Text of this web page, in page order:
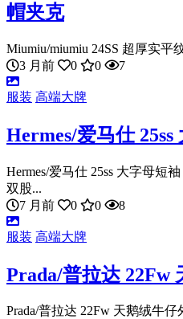
帽夹克
Miumiu/miumiu 24SS 超厚实平
3 月前
0 0 7
服装 高端大牌
Hermes/爱马仕 25ss
Hermes/爱马仕 25ss 大字母短
双股...
7 月前
0 0 8
服装 高端大牌
Prada/普拉达 22Fw
Prada/普拉达 22Fw 天鹅绒牛